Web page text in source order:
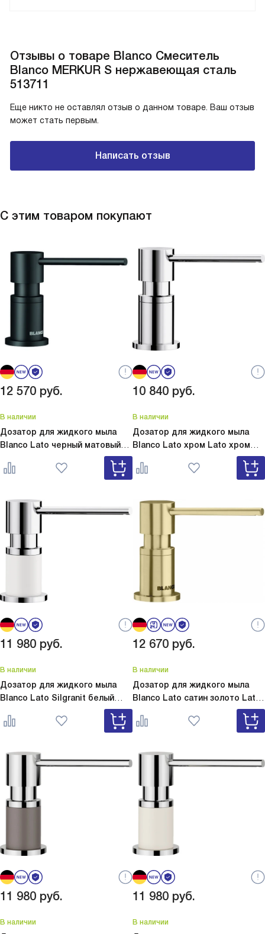
Отзывы о товаре Blanco Смеситель
Blanco MERKUR S нержавеющая сталь
513711
Еще никто не оставлял отзыв о данном товаре. Ваш отзыв
может стать первым.
Написать отзыв
С этим товаром покупают
12 570 руб.
В наличии
Дозатор для жидкого мыла
Blanco Lato черный матовый
Lato черный матовый 525789
10 840 руб.
В наличии
Дозатор для жидкого мыла
Blanco Lato хром Lato хром
11 980 руб.
В наличии
Дозатор для жидкого мыла
Blanco Lato Silgranit белый
Lato Silgranit белый 525814
12 670 руб.
В наличии
Дозатор для жидкого мыла
Blanco Lato сатин золото Lato
11 980 руб.
В наличии
11 980 руб.
В наличии